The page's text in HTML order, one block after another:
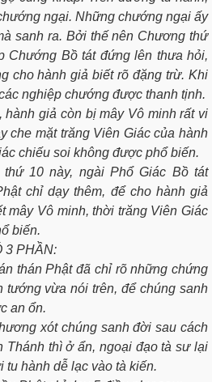
ngại. Những chướng ngại ấy
sanh ra. Bởi thế nên Chương thứ
Chướng Bồ tát đứng lên thưa hỏi,
cho hành giả biết rõ đặng trừ. Khi
nghiệp chướng được thanh tịnh.
hành giả còn bị mây Vô minh rất vi
che mặt trăng Viên Giác của hành
chiếu soi không được phổ biến.
10 này, ngài Phổ Giác Bồ tát
chỉ dạy thêm, để cho hành giả
mây Vô minh, thời trăng Viên Giác
biến.
3 PHẦN:
thán Phật đã chỉ rõ những chứng
tướng vừa nói trên, để chúng sanh
an ổn.
xót chúng sanh đời sau cách
Thánh thì ở ẩn, ngoại đạo tà sư lại
hành dễ lạc vào tà kiến.